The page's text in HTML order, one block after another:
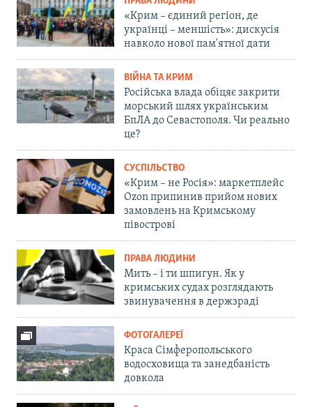
«Крим – єдиний регіон, де
українці – меншість»: дискусія
навколо нової пам'ятної дати
ВІЙНА ТА КРИМ
Російська влада обіцяє закрити
морський шлях українським
БпЛА до Севастополя. Чи реально
це?
СУСПІЛЬСТВО
«Крим – не Росія»: маркетплейс
Ozon припинив прийом нових
замовлень на Кримському
півострові
ПРАВА ЛЮДИНИ
Мить – і ти шпигун. Як у
кримських судах розглядають
звинувачення в держзраді
ФОТОГАЛЕРЕЇ
Краса Сімферопольського
водосховища та занедбаність
довкола